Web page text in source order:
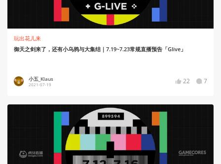
玩出花儿来
御天之剑来了，还有小乌鸦与大集结｜7.19~7.23常规直播预告「Glive」
小五_Klaus
2021-07-19 22 7